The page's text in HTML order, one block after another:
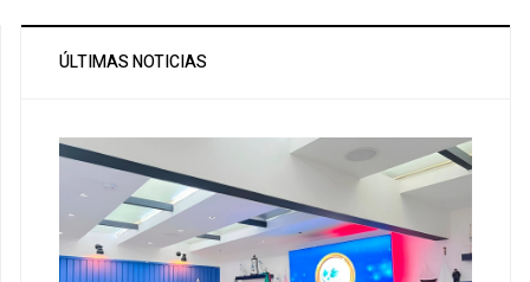
ÚLTIMAS NOTICIAS